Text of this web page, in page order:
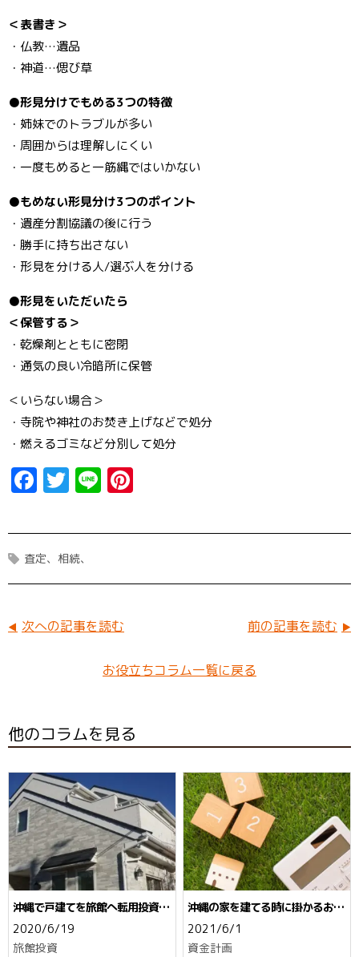
＜表書き＞
・仏教…遺品
・神道…偲び草
●形見分けでもめる3つの特徴
・姉妹でのトラブルが多い
・周囲からは理解しにくい
・一度もめると一筋縄ではいかない
●もめない形見分け3つのポイント
・遺産分割協議の後に行う
・勝手に持ち出さない
・形見を分ける人/選ぶ人を分ける
●形見をいただいたら
＜保管する＞
・乾燥剤とともに密閉
・通気の良い冷暗所に保管
＜いらない場合＞
・寺院や神社のお焚き上げなどで処分
・燃えるゴミなど分別して処分
F
ce
b
o
k
T
it
t
er
Li
e t
e
査定 相続
次への記事を読む 前の記事を読む
お役立ちコラム一覧に戻る
他のコラムを見る
沖縄で戸建てを旅館へ転用投資☆
許可に不可避な建築基準法
2020/6/19
旅館投資
沖縄の家を建てる時に掛かるお金
☆予算オーバーにしないポイント
2021/6/1
資金計画